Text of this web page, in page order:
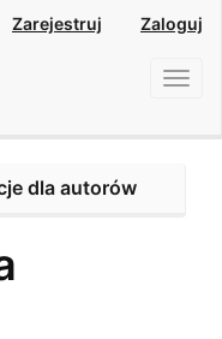
Zarejestruj Zaloguj
dla autorów